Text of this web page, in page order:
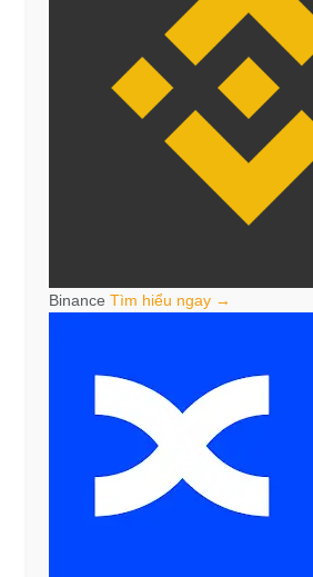
Binance Tìm hiểu ngay →